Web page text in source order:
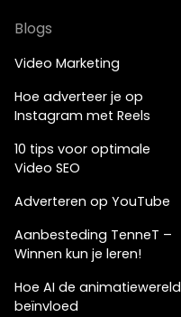
Blogs
Video Marketing
Hoe adverteer je op
Instagram met Reels
10 tips voor optimale
Video SEO
Adverteren op YouTube
Aanbesteding TenneT –
Winnen kun je leren!
Hoe AI de animatiewereld
beïnvloed